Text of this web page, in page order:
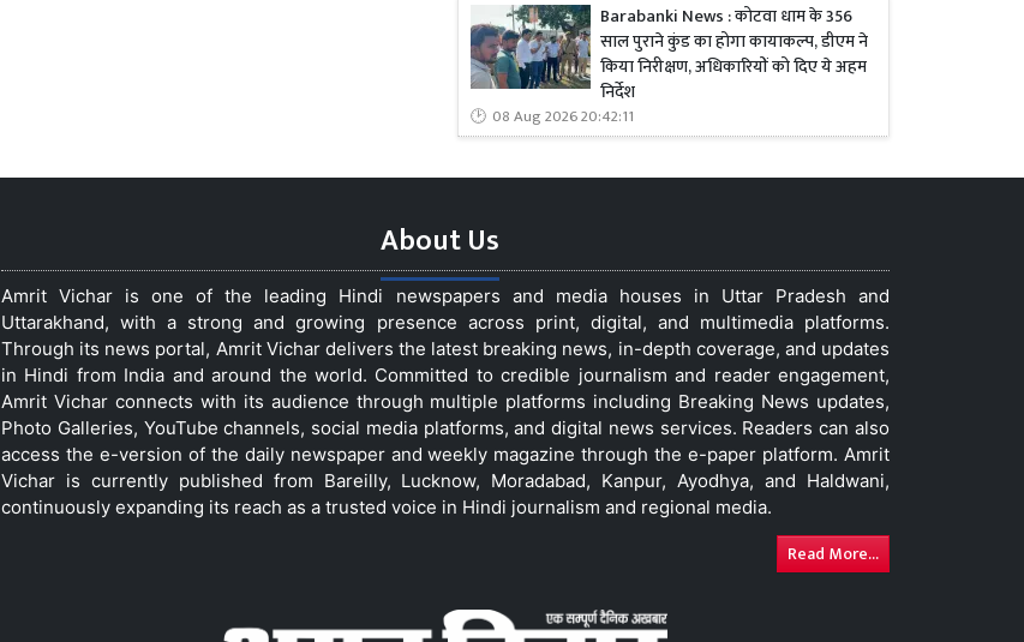
Barabanki News : कोटवा धाम के 356
साल पुराने कुंड का होगा कायाकल्प, डीएम ने
किया निरीक्षण, अधिकारियों को दिए ये अहम
निर्देश
08 Aug 2026 20:42:11
About Us
Amrit Vichar is one of the leading Hindi newspapers and media houses in Uttar Pradesh and
Uttarakhand, with a strong and growing presence across print, digital, and multimedia platforms.
Through its news portal, Amrit Vichar delivers the latest breaking news, in-depth coverage, and updates
in Hindi from India and around the world. Committed to credible journalism and reader engagement,
Amrit Vichar connects with its audience through multiple platforms including Breaking News updates,
Photo Galleries, YouTube channels, social media platforms, and digital news services. Readers can also
access the e-version of the daily newspaper and weekly magazine through the e-paper platform. Amrit
Vichar is currently published from Bareilly, Lucknow, Moradabad, Kanpur, Ayodhya, and Haldwani,
continuously expanding its reach as a trusted voice in Hindi journalism and regional media.
Read More...